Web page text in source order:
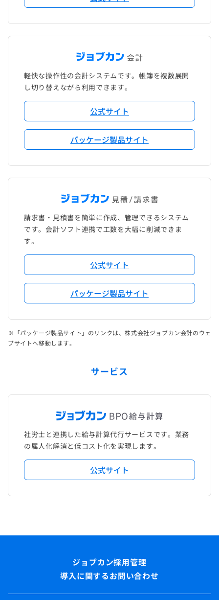
軽快な操作性の会計システムです。帳簿を複数展開
し切り替えながら利用できます。
公式サイト
パッケージ製品サイト
請求書・見積書を簡単に作成、管理できるシステム
です。会計ソフト連携で工数を大幅に削減できま
す。
公式サイト
パッケージ製品サイト
※「パッケージ製品サイト」のリンクは、株式会社ジョブカン会計のウェ
ブサイトへ移動します。
サービス
社労士と連携した給与計算代行サービスです。業務
の属人化解消と低コスト化を実現します。
公式サイト
導入に関するお問い合わせ